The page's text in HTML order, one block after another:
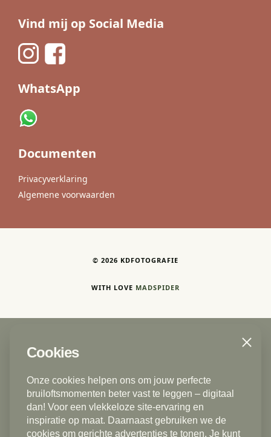
Vind mij op Social Media
WhatsApp
Documenten
Privacyverklaring
Algemene voorwaarden
© 2026 KDFOTOGRAFIE
WITH LOVE MADSPIDER
Den Haag - Delft - Voorburg - Rijswijk ZH -
Zoetermeer - Gouda - Rotterdam - Vlaardingen -
Leidschendam - Ermelo - Rotterdam - Schiedam -
Alphen aan den Rijn - Dordrecht - Scheveningen -
Cookies
Onze cookies helpen ons om jouw perfecte
bruiloftsmomenten beter vast te leggen – digitaal
dan! Voor een vlekkeloze site-ervaring en
inspiratie op maat. Daarnaast gebruiken we de
cookies om gerichte advertenties te tonen. Je kunt
Close